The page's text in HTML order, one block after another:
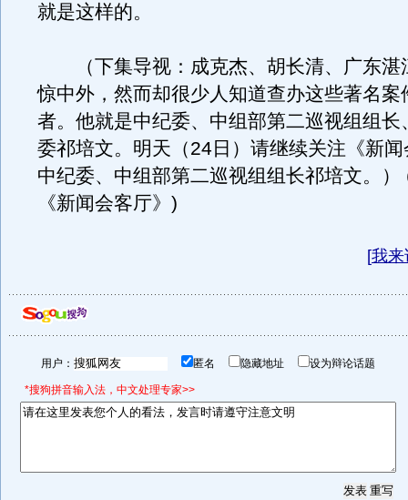
就是这样的。
（下集导视：成克杰、胡长清、广东湛
惊中外，然而却很少人知道查办这些著名案
者。他就是中纪委、中组部第二巡视组组长
委祁培文。明天（24日）请继续关注《新
中纪委、中组部第二巡视组组长祁培文。）
《新闻会客厅》)
[我
用户： 匿名 隐藏地址 设为辩论话题
*搜狗拼音输入法，中文处理专家>>